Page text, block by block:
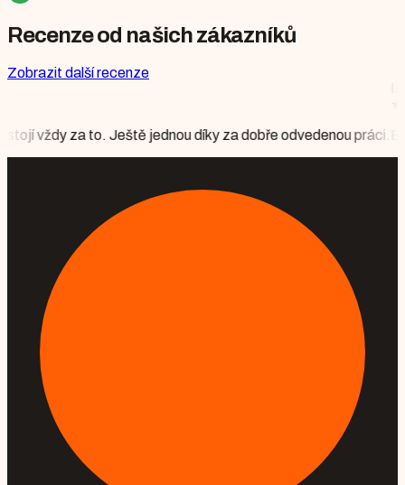
Recenze od našich zákazníků
Zobrazit další recenze
jednou díky za dobře odvedenou práci.Bylo to krásné,